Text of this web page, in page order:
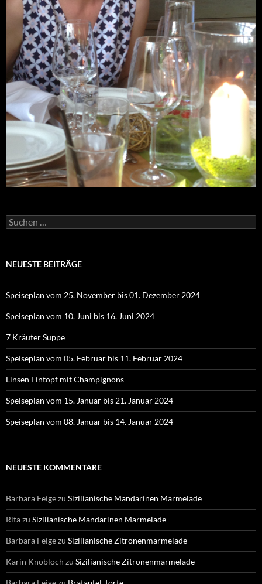
Suchen
nach:
NEUESTE BEITRÄGE
Speiseplan vom 25. November bis 01. Dezember 2024
Speiseplan vom 10. Juni bis 16. Juni 2024
7 Kräuter Suppe
Speiseplan vom 05. Februar bis 11. Februar 2024
Linsen Eintopf mit Champignons
Speiseplan vom 15. Januar bis 21. Januar 2024
Speiseplan vom 08. Januar bis 14. Januar 2024
NEUESTE KOMMENTARE
Barbara Feigezu Sizilianische Mandarinen Marmelade
Ritazu Sizilianische Mandarinen Marmelade
Barbara Feigezu Sizilianische Zitronenmarmelade
Karin Knobloch zu Sizilianische Zitronenmarmelade